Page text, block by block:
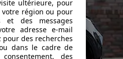
ultérieure, pour
votre région ou pour
des messages
adresse e-mail
des recherches
dans le cadre de
des